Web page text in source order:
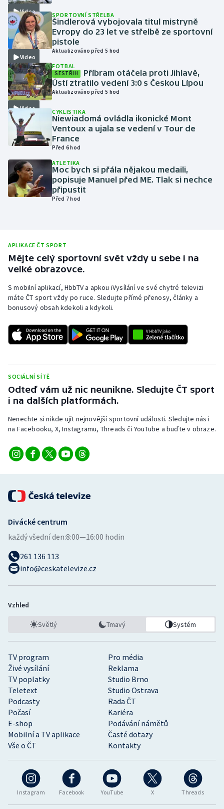
Judo
Krasobruslení
Lezení
Lyže a snowboard
Moderní pětiboj
Motorsport
Olympijské hry
Parasport
Plavání
Ragby
Rychlobruslení
Rychlostní kanoistika
Sportovní střelba
Stolní tenis
Triatlon
Veslování
Volejbal
Video
Video
SPORTOVNÍ STŘELBA
Šindlerová vybojovala titul mistryně
Evropy do 23 let ve střelbě ze sportovní
pistole
Aktualizováno před 5 hod
Video
FOTBAL
SESTŘIH
Příbram otáčela proti Jihlavě,
Ústí ztratilo vedení 3:0 s Českou Lípou
Aktualizováno před 5 hod
CYKLISTIKA
Niewiadomá ovládla ikonické Mont
Ventoux a ujala se vedení v Tour de
France
Před 6 hod
ATLETIKA
Moc bych si přála nějakou medaili,
popisuje Manuel před ME. Tlak si nechce
připustit
Před 7 hod
APLIKACE ČT SPORT
Mějte celý sportovní svět vždy u sebe i na
velké obrazovce.
S mobilní aplikací, HbbTV a apkou iVysílání ve své chytré televizi
máte ČT sport vždy po ruce. Sledujte přímé přenosy, články a
bonusový obsah kdekoli a kdykoli.
SOCIÁLNÍ SÍTĚ
Odteď vám už nic neunikne. Sledujte ČT sport
i na dalších platformách.
Nenechte si nikde ujít nejnovější sportovní události. Sledujte nás i
na Facebooku, X, Instagramu, Threads či YouTube a buďte v obraze.
Instagram Facebook YouTube X Threads
TV program
Pro média
Živé vysílání
Reklama
TV poplatky
Studio Brno
Teletext
Studio Ostrava
Podcasty
Rada ČT
Počasí
Kariéra
E-shop
Podávání námětů
Mobilní a TV aplikace
Časté dotazy
Vše o ČT
Kontakty
Divácké centrum
každý všední den:8:00—16:00 hodin
261 136 113
info@ceskatelevize.cz
Vzhled
Světlý Tmavý Systém